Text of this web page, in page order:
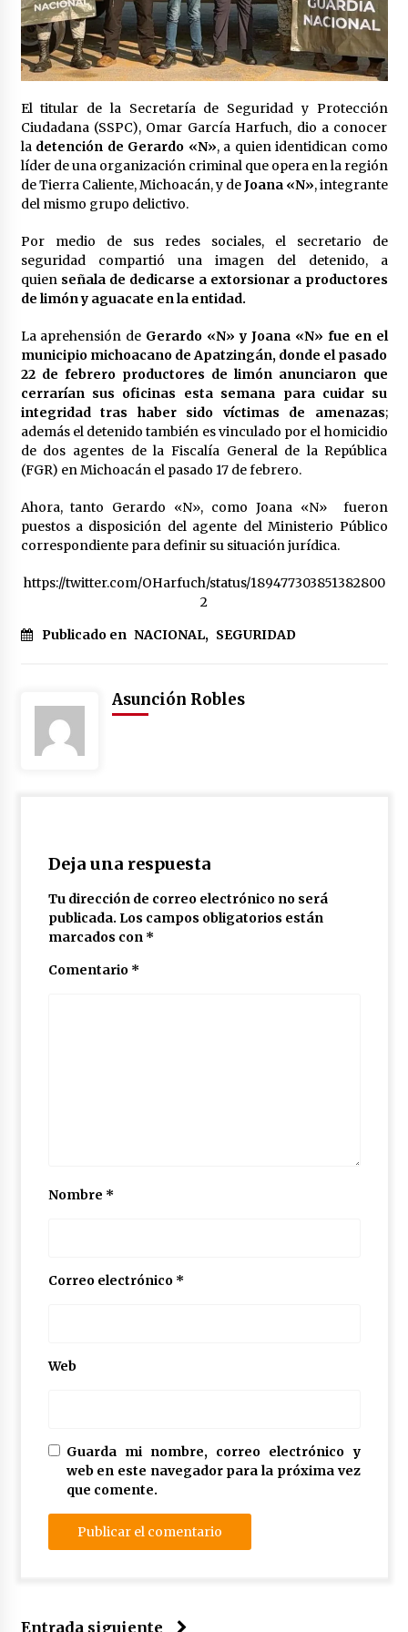
Laura Itzel Castillo será la nueva secretaria de
las Mujeres, anuncia Sheinbaum
2 meses atrás
Segob: «ya dimos nuestras propuestas»
2 meses atrás
Zar antidrogas de EE.UU.: “vamos por los
políticos mexicanos que protegen al narco”
2 meses atrás
Trump anuncia acuerdo con Irán y el fin de
operaciones militares entre ambos países
2 meses atrás
Trump asegura que barcos cargados de
petróleo están empezando a salir de Ormuz
2 meses atrás
México libraría posible arancel de EE.UU. en
85% de sus exportaciones
2 meses atrás
El titular de la Secretaría de Seguridad y Protección
Ciudadana (SSPC), Omar García Harfuch, dio a conocer
la detención de Gerardo «N», a quien identidican como
líder de una organización criminal que opera en la región
de Tierra Caliente, Michoacán, y deJoana «N», integrante
del mismo grupo delictivo.
Por medio de sus redes sociales, el secretario de
seguridad compartió una imagen del detenido, a
quien señala de dedicarse a extorsionar a productores
de limón y aguacate en la entidad.
La aprehensión de Gerardo «N» y Joana «N» fue en el
municipio michoacano de Apatzingán, donde el pasado
22 de febrero productores de limón anunciaron que
cerrarían sus oficinas esta semana para cuidar su
integridad tras haber sido víctimas de amenazas;
además el detenido también es vinculado por el homicidio
de dos agentes de la Fiscalía General de la República
(FGR) en Michoacán el pasado 17 de febrero.
Ahora, tanto Gerardo «N», como Joana «N» fueron
puestos a disposición del agente del Ministerio Público
correspondiente para definir su situación jurídica.
https://twitter.com/OHarfuch/status/189477303851382800
2
Publicado en NACIONAL, SEGURIDAD
Asunción Robles
Deja una respuesta
Tu dirección de correo electrónico no será
publicada. Los campos obligatorios están
marcados con *
Comentario *
Nombre *
Correo electrónico *
Web
Guarda mi nombre, correo electrónico y
web en este navegador para la próxima vez
que comente.
Entrada siguiente